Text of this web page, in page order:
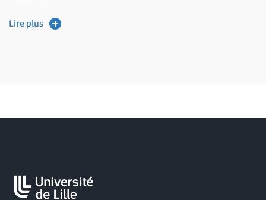
Artiste
Sur l’insertion professionnelle des diplomé·es, consultez les
Lire plus